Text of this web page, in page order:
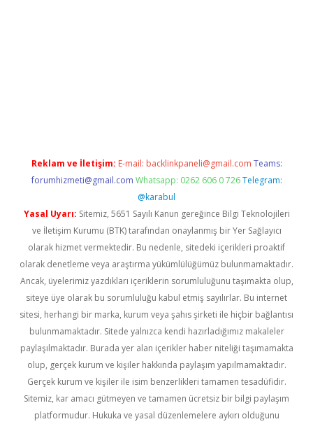
Reklam ve İletişim: E-mail: backlinkpaneli@gmail.com Teams:
forumhizmeti@gmail.com Whatsapp: 0262 606 0 726 Telegram:
@karabul
Yasal Uyarı: Sitemiz, 5651 Sayılı Kanun gereğince Bilgi Teknolojileri
ve İletişim Kurumu (BTK) tarafından onaylanmış bir Yer Sağlayıcı
olarak hizmet vermektedir. Bu nedenle, sitedeki içerikleri proaktif
olarak denetleme veya araştırma yükümlülüğümüz bulunmamaktadır.
Ancak, üyelerimiz yazdıkları içeriklerin sorumluluğunu taşımakta olup,
siteye üye olarak bu sorumluluğu kabul etmiş sayılırlar. Bu internet
sitesi, herhangi bir marka, kurum veya şahıs şirketi ile hiçbir bağlantısı
bulunmamaktadır. Sitede yalnızca kendi hazırladığımız makaleler
paylaşılmaktadır. Burada yer alan içerikler haber niteliği taşımamakta
olup, gerçek kurum ve kişiler hakkında paylaşım yapılmamaktadır.
Gerçek kurum ve kişiler ile isim benzerlikleri tamamen tesadüfidir.
Sitemiz, kar amacı gütmeyen ve tamamen ücretsiz bir bilgi paylaşım
platformudur. Hukuka ve yasal düzenlemelere aykırı olduğunu